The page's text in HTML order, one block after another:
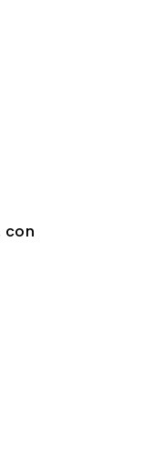
con